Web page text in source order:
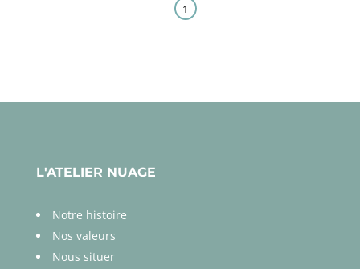
1
L'ATELIER NUAGE
Notre histoire
Nos valeurs
Nous situer